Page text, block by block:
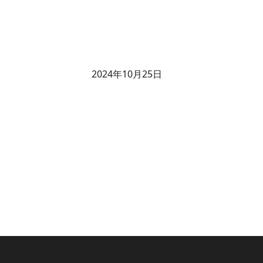
2024年10月25日